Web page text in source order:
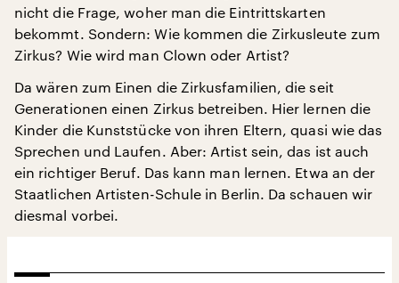
nicht die Frage, woher man die Eintrittskarten
bekommt. Sondern: Wie kommen die Zirkusleute zum
Zirkus? Wie wird man Clown oder Artist?
Da wären zum Einen die Zirkusfamilien, die seit
Generationen einen Zirkus betreiben. Hier lernen die
Kinder die Kunststücke von ihren Eltern, quasi wie das
Sprechen und Laufen. Aber: Artist sein, das ist auch
ein richtiger Beruf. Das kann man lernen. Etwa an der
Staatlichen Artisten-Schule in Berlin. Da schauen wir
diesmal vorbei.